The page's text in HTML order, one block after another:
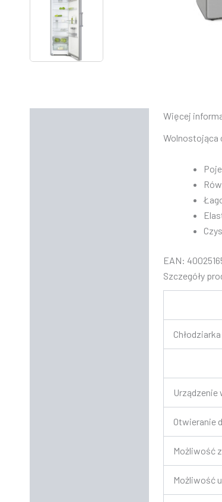
Więcej
Wolnostojąca
EAN:
Szczegóły
Chłodziarka
Otwieranie
Możliwość
Możliwość